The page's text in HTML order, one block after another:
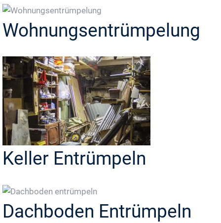
Wohnungsentrümpelung
Keller Entrümpeln
Dachboden Entrümpeln